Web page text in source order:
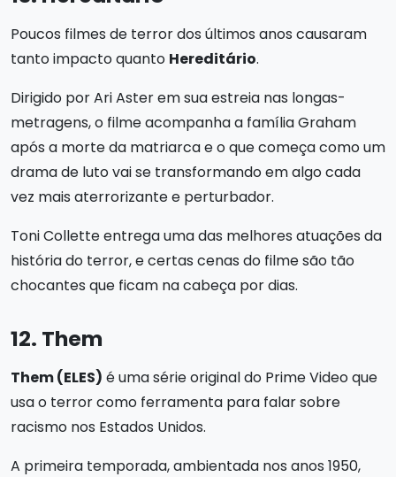
Poucos filmes de terror dos últimos anos causaram
tanto impacto quanto Hereditário.
Dirigido por Ari Aster em sua estreia nas longas-
metragens, o filme acompanha a família Graham
após a morte da matriarca e o que começa como um
drama de luto vai se transformando em algo cada
vez mais aterrorizante e perturbador.
Toni Collette entrega uma das melhores atuações da
história do terror, e certas cenas do filme são tão
chocantes que ficam na cabeça por dias.
12. Them
Them (ELES) é uma série original do Prime Video que
usa o terror como ferramenta para falar sobre
racismo nos Estados Unidos.
A primeira temporada, ambientada nos anos 1950,